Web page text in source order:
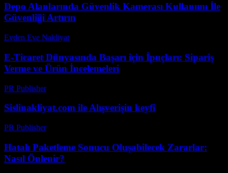
Depo Alanlarında Güvenlik Kamerası Kullanımı İle
Güvenliği Artırın
Evden Eve Nakliyat
E-Ticaret Dünyasında Başarı için İpuçları: Sipariş
Verme ve Ürün İncelemeleri
PR Publisher-
Sislinakliyat.com ile Alışverişin keyfi
PR Publisher-
Hatalı Paketleme Sonucu Oluşabilecek Zararlar:
Nasıl Önlenir?